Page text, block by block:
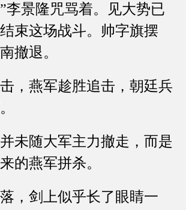
李景隆咒骂着。见大势已
束这场战斗。帅字旗摆
撤退。
燕军趁胜追击，朝廷兵
随大军主力撤走，而是
的燕军拼杀。
剑上似乎长了眼睛一